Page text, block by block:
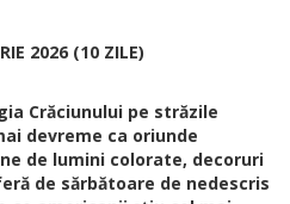
2026 (10 ZILE)
Crăciunului pe străzile
devreme ca oriunde
de lumini colorate, decoruri
de sărbătoare de nedescris